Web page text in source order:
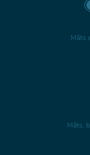
Mâts
Mâts,